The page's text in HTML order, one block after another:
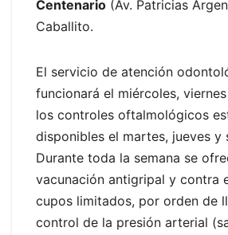
Centenario (Av. Patricias
Caballito.
El servicio de atención
funcionará el miércoles,
los controles oftalmológicos
disponibles el martes, jueves y
Durante toda la semana se
vacunación antigripal y contra
cupos limitados, por orden de
control de la presión arterial